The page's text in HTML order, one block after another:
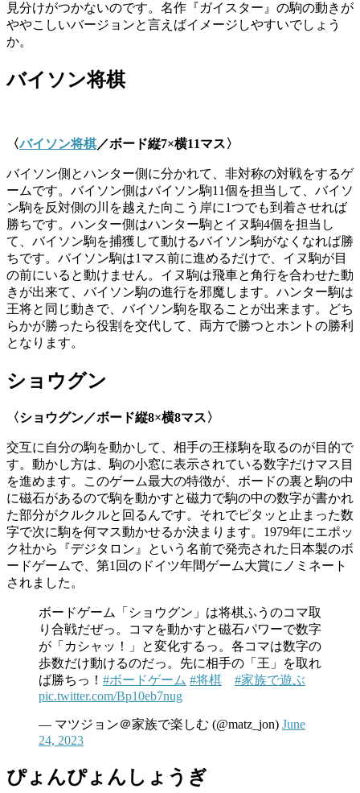
見分けがつかないのです。名作『ガイスター』の駒の動きが
ややこしいバージョンと言えばイメージしやすいでしょう
か。
バイソン将棋
〈バイソン将棋／ボード縦7×横11マス〉
バイソン側とハンター側に分かれて、非対称の対戦をするゲ
ームです。バイソン側はバイソン駒11個を担当して、バイソ
ン駒を反対側の川を越えた向こう岸に1つでも到着させれば
勝ちです。ハンター側はハンター駒とイヌ駒4個を担当し
て、バイソン駒を捕獲して動けるバイソン駒がなくなれば勝
ちです。バイソン駒は1マス前に進めるだけで、イヌ駒が目
の前にいると動けません。イヌ駒は飛車と角行を合わせた動
きが出来て、バイソン駒の進行を邪魔します。ハンター駒は
王将と同じ動きで、バイソン駒を取ることが出来ます。どち
らかが勝ったら役割を交代して、両方で勝つとホントの勝利
となります。
ショウグン
〈ショウグン／ボード縦8×横8マス〉
交互に自分の駒を動かして、相手の王様駒を取るのが目的で
す。動かし方は、駒の小窓に表示されている数字だけマス目
を進めます。このゲーム最大の特徴が、ボードの裏と駒の中
に磁石があるので駒を動かすと磁力で駒の中の数字が書かれ
た部分がクルクルと回るんです。それでピタッと止まった数
字で次に駒を何マス動かせるか決まります。1979年にエポッ
ク社から『デジタロン』という名前で発売された日本製のボ
ードゲームで、第1回のドイツ年間ゲーム大賞にノミネート
されました。
ボードゲーム「ショウグン」は将棋ふうのコマ取
り合戦だぜっ。コマを動かすと磁石パワーで数字
が「カシャッ！」と変化するっ。各コマは数字の
歩数だけ動けるのだっ。先に相手の「王」を取れ
ば勝ちっ！ #ボードゲーム #将棋
#家族で遊ぶ
pic.twitter.com/Bp10eb7nug
— マツジョン＠家族で楽しむ (@matz_jon) June
24, 2023
ぴょんぴょんしょうぎ